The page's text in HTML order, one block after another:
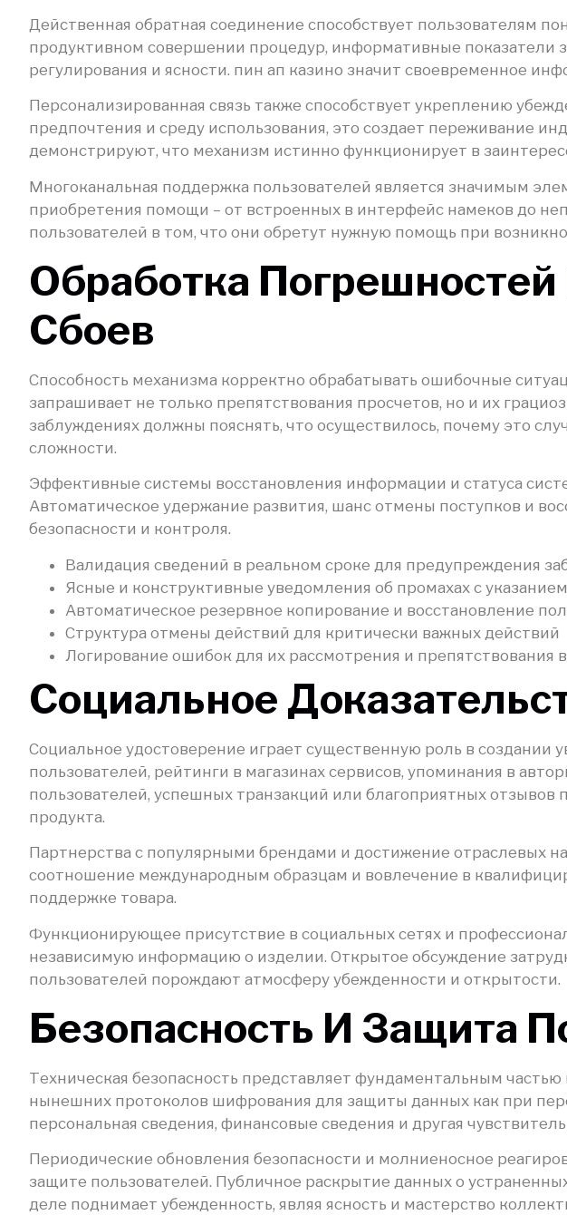
Действенная обратная соединение способствует пользователям
продуктивном совершении процедур, информативные
регулирования и ясности. пин ап казино значит своевременное
Персонализированная связь также способствует укреплению
предпочтения и среду использования, это создает переживание
демонстрируют, что механизм истинно функционирует в
Многоканальная поддержка пользователей является значимым
приобретения помощи – от встроенных в интерфейс намеков до
пользователей в том, что они обретут нужную помощь при
Обработка
Сбоев
Способность механизма корректно обрабатывать ошибочные
запрашивает не только препятствования просчетов, но и их
заблуждениях должны пояснять, что осуществилось, почему это
сложности.
Эффективные системы восстановления информации и статуса
Автоматическое удержание развития, шанс отмены поступков и
безопасности и контроля.
Валидация сведений в реальном сроке для предупреждения
Ясные и конструктивные уведомления об промахах с
Автоматическое резервное копирование и восстановление
Структура отмены действий для критически важных действий
Логирование ошибок для их рассмотрения и препятствования
Социальное
Социальное удостоверение играет существенную роль в
пользователей, рейтинги в магазинах сервисов, упоминания в
пользователей, успешных транзакций или благоприятных
продукта.
Партнерства с популярными брендами и достижение отраслевых
соотношение международным образцам и вовлечение в
поддержке товара.
Функционирующее присутствие в социальных сетях и
независимую информацию о изделии. Открытое обсуждение
пользователей порождают атмосферу убежденности и открытости.
Безопасность И Защита
Техническая безопасность представляет фундаментальным
нынешних протоколов шифрования для защиты данных как при
персональная сведения, финансовые сведения и другая
Периодические обновления безопасности и молниеносное
защите пользователей. Публичное раскрытие данных о
деле поднимает убежденность, являя ясность и мастерство